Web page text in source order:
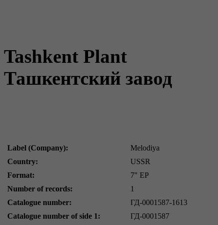
Tashkent Plant
Ташкентский завод
Label (Company):
Melodiya
Country:
USSR
Format:
7" EP
Number of records:
1
Catalogue number:
ГД-0001587-1613
Catalogue number of side 1:
ГД-0001587